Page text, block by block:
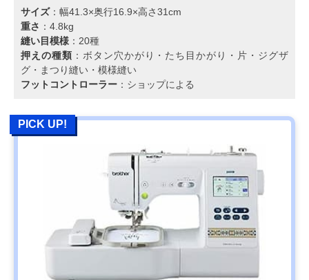
サイズ：幅41.3×奥行16.9×高さ31cm
重さ ：4.8kg
縫い目模様 ：20種
押えの種類 ：ボタン穴かがり・たち目かがり・片・ジグザ
グ・まつり縫い・模様縫い
フットコントローラー ：ショップによる
PICK UP!